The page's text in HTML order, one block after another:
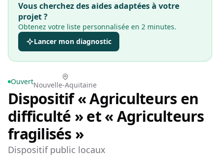
Vous cherchez des aides adaptées à votre
projet ?
Obtenez votre liste personnalisée en 2 minutes.
Lancer mon diagnostic
OuvertNouvelle-Aquitaine
Dispositif « Agriculteurs en
difficulté » et « Agriculteurs
fragilisés »
Dispositif public locaux